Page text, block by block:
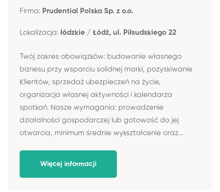
Firma: Prudential Polska Sp. z o.o.
Lokalizacja: łódzkie / Łódź, ul. Piłsudskiego 22
Twój zakres obowiązków: budowanie własnego
biznesu przy wsparciu solidnej marki, pozyskiwanie
Klientów, sprzedaż ubezpieczeń na życie,
organizacja własnej aktywności i kalendarza
spotkań. Nasze wymagania: prowadzenie
działalności gospodarczej lub gotowość do jej
otwarcia, minimum średnie wykształcenie oraz...
Więcej informacji